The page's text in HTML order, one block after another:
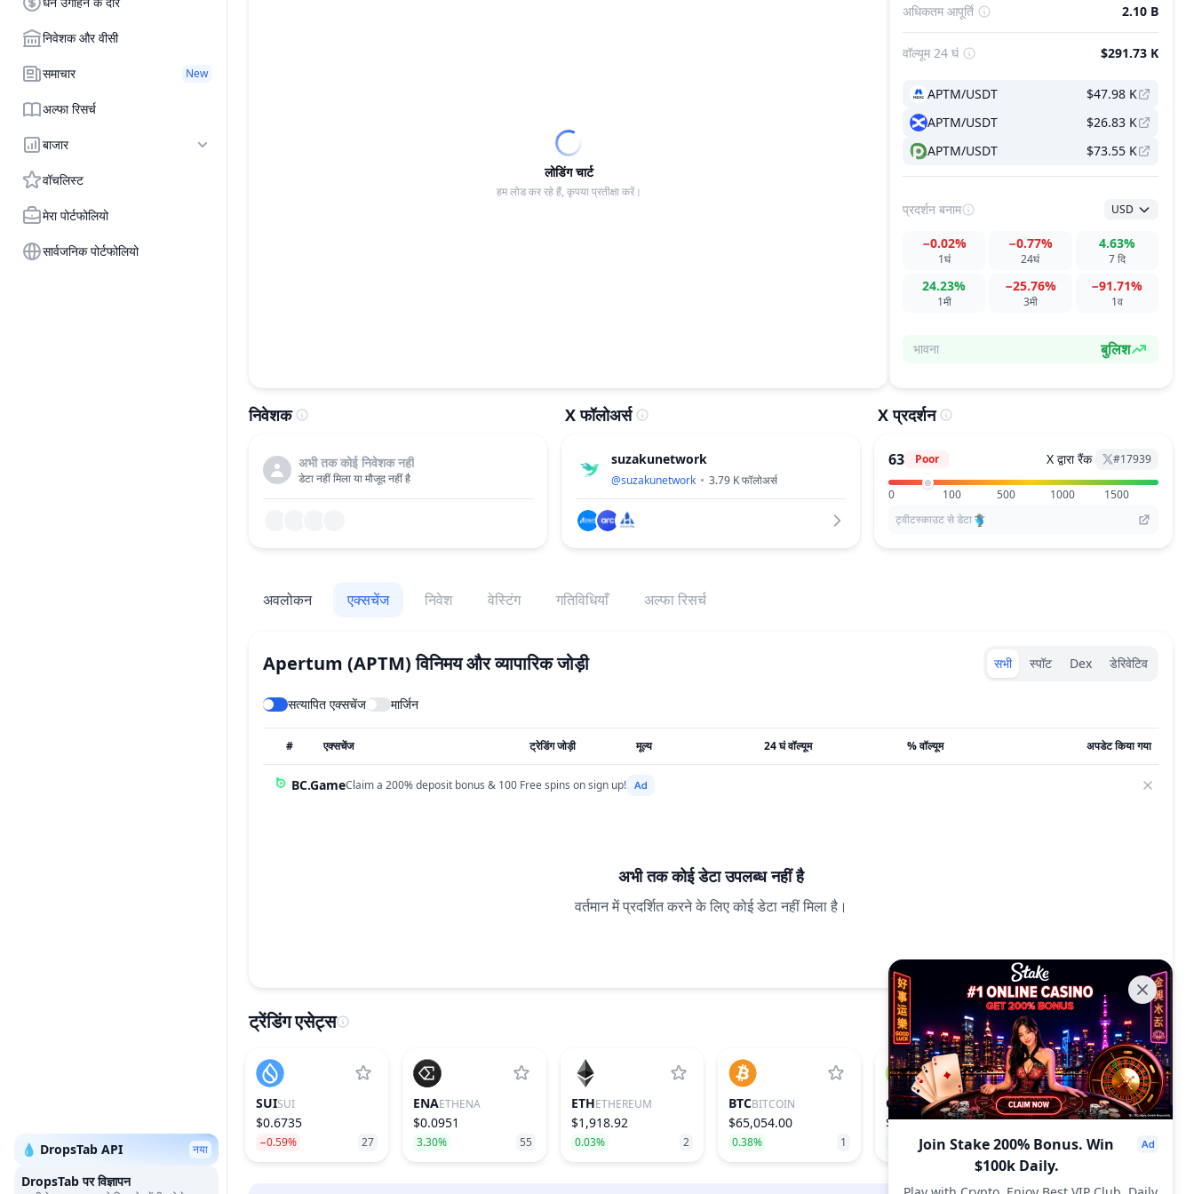
निवेशक और वीसी
समाचार New
अल्फा रिसर्च
बाजार
वॉचलिस्ट
मेरा पोर्टफोलियो
सार्वजनिक पोर्टफोलियो
💧 DropsTab API नया
DropsTab पर विज्ञापन
लोडिंग चार्ट
हम लोड कर रहे हैं, कृपया प्रतीक्षा करें।
अधिकतम आपूर्ति
2.10 B
वॉल्यूम 24 घं $291.73 K
APTM/USDT
$47.98 K
APTM/USDT
$26.83 K
APTM/USDT
$73.55 K
प्रदर्शन बनाम USD
1घं
−0.02%
24घं
−0.77%
7 दि
4.63%
1मी
24.23%
3मी
−25.76%
1व
−91.71%
भावना बुलिश
निवेशक
अभी तक कोई निवेशक नहीं
डेटा नहीं मिला या मौजूद नहीं है
X फॉलोअर्स
suzakunetwork
@suzakunetwork 3.79 Kफॉलोअर्स
X प्रदर्शन
63 Poor X द्वारा रैंक #17939
0 100 500 1000
1500
ट्वीटस्काउट से डेटा
अवलोकन एक्सचेंज निवेश वेस्टिंग गतिविधियाँ अल्फा रिसर्च
Apertum (APTM) विनिमय और व्यापारिक जोड़ी Exchanges type
सभी स्पॉट Dex डेरिवेटिव
सत्यापित एक्सचेंज मार्जिन
# एक्सचेंज ट्रेडिंग जोड़ी मूल्य 24 घं वॉल्यूम % वॉल्यूम अपडेट किया गया
BC.GameClaim a 200% deposit bonus & 100 Free spins on sign up!
अभी तक कोई डेटा उपलब्ध नहीं है
वर्तमान में प्रदर्शित करने के लिए कोई डेटा नहीं मिला है।
ट्रेंडिंग एसेट्स
SUISUI
$0.6735
−0.59% 27
ENAETHENA
$0.0951
3.30% 55
ETHETHEREUM
$1,918.92
0.03% 2
BTCBITCOIN
$65,054.00
0.38% 1
GRVTGRVT
$0.3097
8.54% 470
Join Stake 200% Bonus. Win
$100k Daily.